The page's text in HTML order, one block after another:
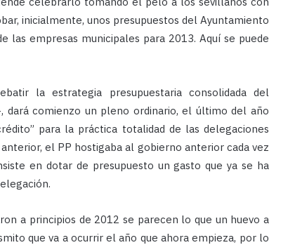
inicialmente, unos presupuestos del Ayuntamiento
empresas municipales para 2013. Aquí se puede
la estrategia presupuestaria consolidada del
comienzo un pleno ordinario, el último del año
para la práctica totalidad de las delegaciones
el PP hostigaba al gobierno anterior cada vez
en dotar de presupuesto un gasto que ya se ha
a principios de 2012 se parecen lo que un huevo a
que va a ocurrir el año que ahora empieza, por lo